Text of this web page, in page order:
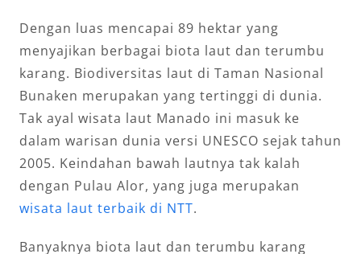
Dengan luas mencapai 89 hektar yang
menyajikan berbagai biota laut dan terumbu
karang. Biodiversitas laut di Taman Nasional
Bunaken merupakan yang tertinggi di dunia.
Tak ayal wisata laut Manado ini masuk ke
dalam warisan dunia versi UNESCO sejak tahun
2005. Keindahan bawah lautnya tak kalah
dengan Pulau Alor, yang juga merupakan
wisata laut terbaik di NTT.
Banyaknya biota laut dan terumbu karang